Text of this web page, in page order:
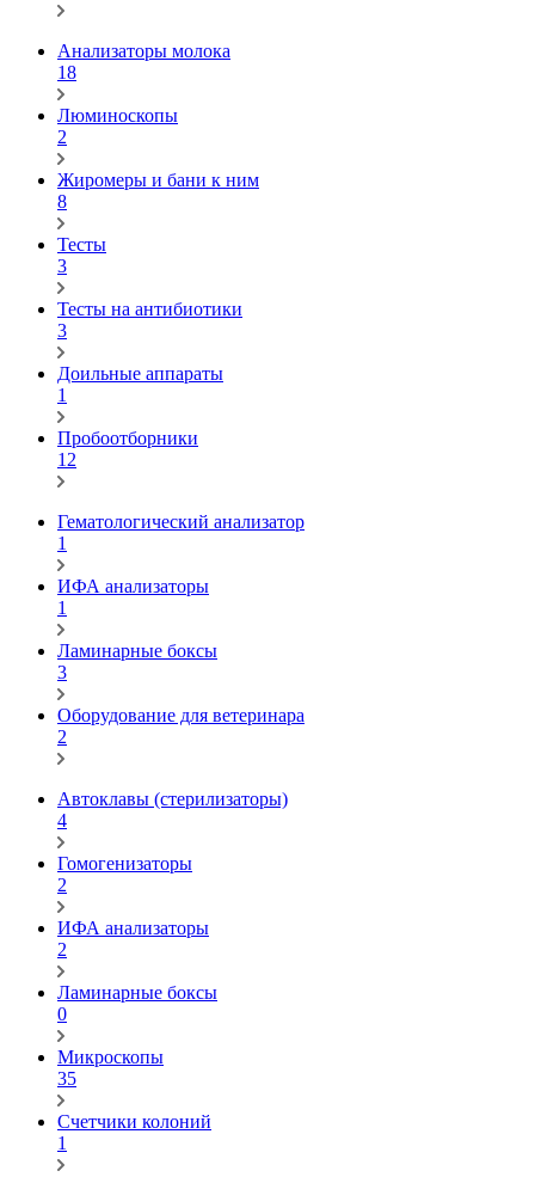
Анализаторы молока
18
Люминоскопы
2
Жиромеры и бани к ним
8
Тесты
3
Тесты на антибиотики
3
Доильные аппараты
1
Пробоотборники
12
Гематологический анализатор
1
ИФА анализаторы
1
Ламинарные боксы
3
Оборудование для ветеринара
2
Автоклавы (стерилизаторы)
4
Гомогенизаторы
2
ИФА анализаторы
2
Ламинарные боксы
0
Микроскопы
35
Счетчики колоний
1